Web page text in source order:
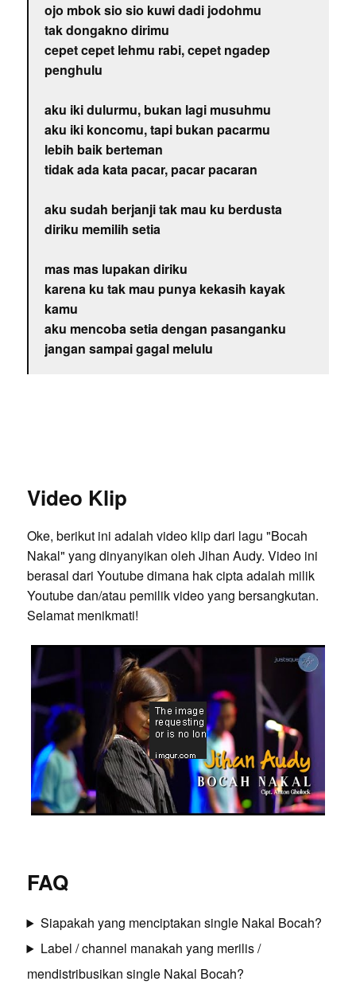
ojo mbok sio sio kuwi dadi jodohmu
tak dongakno dirimu
cepet cepet lehmu rabi, cepet ngadep
penghulu
aku iki dulurmu, bukan lagi musuhmu
aku iki koncomu, tapi bukan pacarmu
lebih baik berteman
tidak ada kata pacar, pacar pacaran
aku sudah berjanji tak mau ku berdusta
diriku memilih setia
mas mas lupakan diriku
karena ku tak mau punya kekasih kayak
kamu
aku mencoba setia dengan pasanganku
jangan sampai gagal melulu
Video Klip
Oke, berikut ini adalah video klip dari lagu "Bocah
Nakal" yang dinyanyikan oleh Jihan Audy. Video ini
berasal dari Youtube dimana hak cipta adalah milik
Youtube dan/atau pemilik video yang bersangkutan.
Selamat menikmati!
FAQ
Siapakah yang menciptakan single Nakal Bocah?
Label / channel manakah yang merilis /
mendistribusikan single Nakal Bocah?